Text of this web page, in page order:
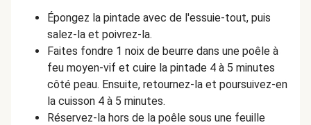
Épongez la pintade avec de l'essuie-tout, puis
salez-la et poivrez-la.
Faites fondre 1 noix de beurre dans une poêle à
feu moyen-vif et cuire la pintade 4 à 5 minutes
côté peau. Ensuite, retournez-la et poursuivez-en
la cuisson 4 à 5 minutes.
Réservez-la hors de la poêle sous une feuille